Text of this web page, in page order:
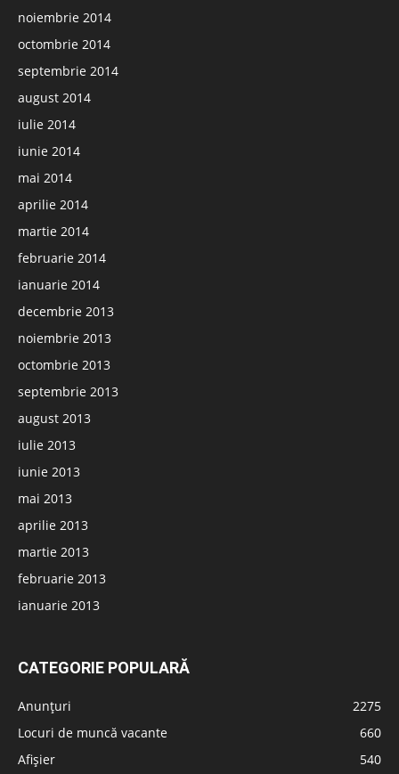
noiembrie 2014
octombrie 2014
septembrie 2014
august 2014
iulie 2014
iunie 2014
mai 2014
aprilie 2014
martie 2014
februarie 2014
ianuarie 2014
decembrie 2013
noiembrie 2013
octombrie 2013
septembrie 2013
august 2013
iulie 2013
iunie 2013
mai 2013
aprilie 2013
martie 2013
februarie 2013
ianuarie 2013
CATEGORIE POPULARĂ
Anunțuri
2275
Locuri de muncă vacante
660
Afișier
540